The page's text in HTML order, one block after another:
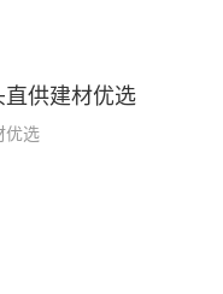
供建材优选
优选